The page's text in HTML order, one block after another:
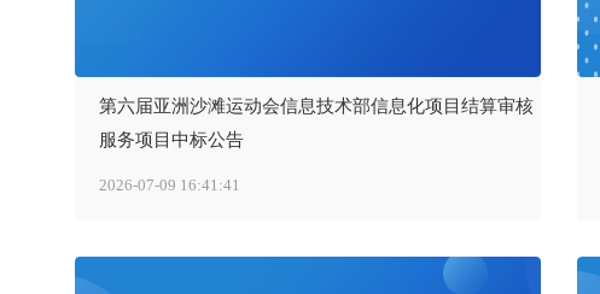
第六届亚洲沙滩运动会信息技术部信息化项目结算审核
服务项目中标公告
2026-07-09 16:41:41